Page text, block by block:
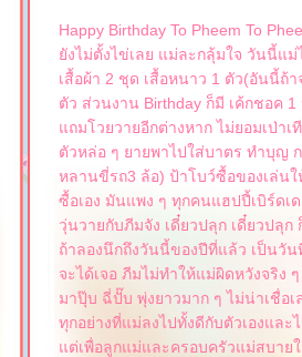
Happy Birthday To Pheem To
งไม่ตั้งไข่เลย แม่ละกลุ้มใจ วันนี้แ
เสื้อผ้า 2 ชุด เสื้อหนาว 1 ตัว(อันนี้ถ้
ตัว ส่วนงาน Birthday ก็มี เค้กชอค
ถมโวยวายอีกต่างหาก ไม่ยอมเป่าเ
ตัวหล่อ ๆ ยายพาไปใส่บาตร ทำบุญ
หลานขี่รถ3 ล้อ) ป้าโบว์ซื้อของเล่น
ซื้อเอง มันแพง ๆ ทุกคนแฮปปี้เบิร์ด
วุ่นวายกับภีมจัง เดี๋ยวปลุก เดี๋ยวปลุ
ถ้าลองนึกถึงวันนี้ของปีที่แล้ว เป็นวั
จะได้เจอ ภีมไม่ทำให้แม่ผิดหวังจริง
มาปุ๊บ ฉี่ปั๊บ พุ่งยาวมาก ๆ ไม่น่าเชื่อเ
ทุกอย่างที่แม่ลงไปทั้งดีกับตัวเองแล
ต่เพื่อลูกแม่และครอบครัวแม่สบายใ